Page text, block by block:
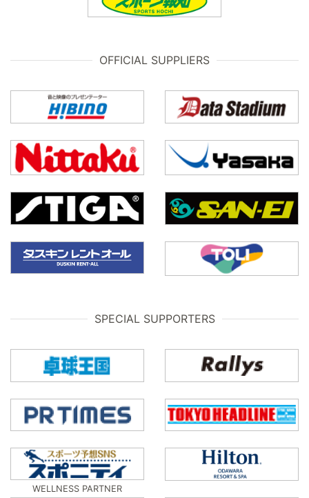
OFFICIAL SUPPLIERS
SPECIAL SUPPORTERS
WELLNESS PARTNER